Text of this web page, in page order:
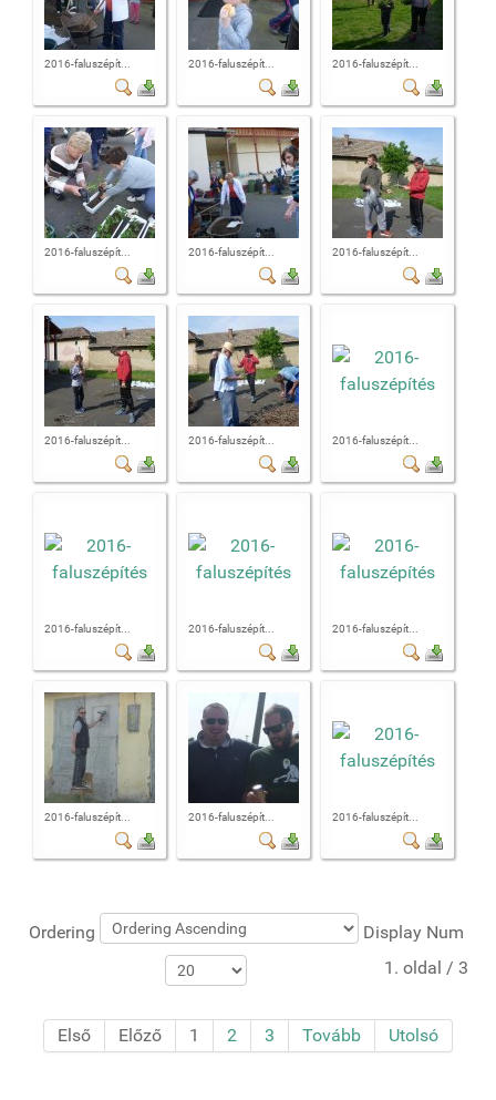
2016-faluszépít... 2016-faluszépít... 2016-faluszépít...
2016-faluszépít... 2016-faluszépít... 2016-faluszépít...
2016-faluszépít... 2016-faluszépít... 2016-faluszépít...
2016-faluszépít... 2016-faluszépít... 2016-faluszépít...
2016-faluszépít... 2016-faluszépít... 2016-faluszépít...
Ordering
Display Num
1. oldal / 3
Első Előző 1 2 3 Tovább Utolsó